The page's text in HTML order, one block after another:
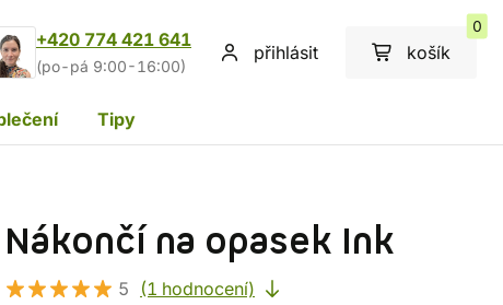
+420 774 421 641
(po-pá 9:00-16:00)
přihlásit košík
0
Tipy
Nákončí na opasek Ink
5 (1 hodnocení)